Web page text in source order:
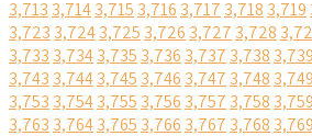
3,713 3,7143,715 3,716 3,717 3,718 3,719
3,723 3,7243,725 3,726 3,727 3,728
3,733 3,7343,735 3,736 3,737 3,738 3,739
3,743 3,7443,745 3,746 3,747 3,748 3,749
3,753 3,7543,755 3,756 3,757 3,758 3,759
3,763 3,7643,765 3,766 3,767 3,768 3,769